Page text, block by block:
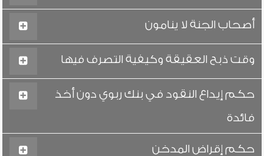
أصحاب الجنة لا ينامون
وقت ذبح العقيقة وكيفية التصرف فيها
حكم إيداع النقود في بنك ربوي دون أخذ
فائدة
حكم إقراض المدخن